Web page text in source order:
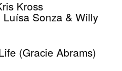
Kross
Luísa Sonza & Willy
(Gracie Abrams)